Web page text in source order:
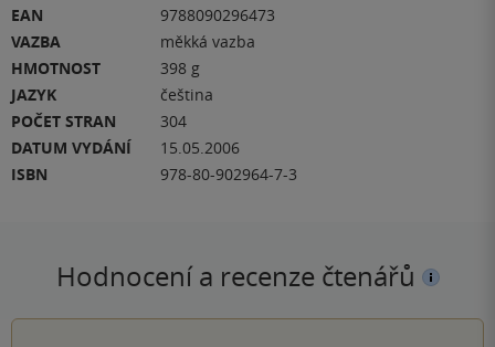
EAN
9788090296473
VAZBA
měkká vazba
HMOTNOST
398 g
JAZYK
čeština
POČET STRAN
304
DATUM VYDÁNÍ
15.05.2006
ISBN
978-80-902964-7-3
Hodnocení a recenze čtenářů